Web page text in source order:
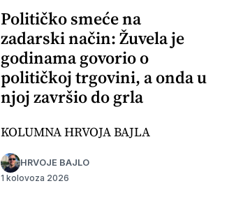
Političko smeće na
zadarski način: Žuvela je
godinama govorio o
političkoj trgovini, a onda u
njoj završio do grla
KOLUMNA HRVOJA BAJLA
HRVOJE BAJLO
1 kolovoza 2026